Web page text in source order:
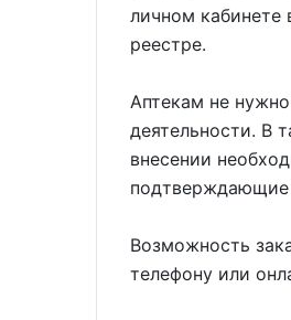
личном кабинете
реестре.
Аптекам не
деятельности. В
внесении
подтверждающие
Возможность
телефону или